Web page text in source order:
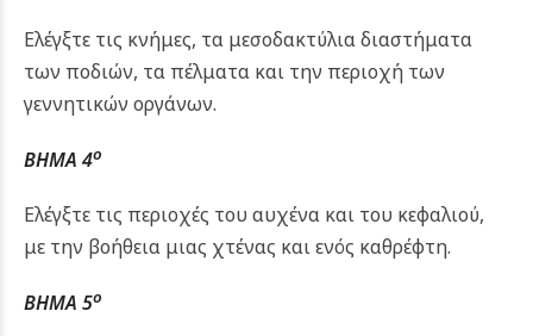
Ελέγξτε τις κνήμες, τα μεσοδακτύλια διαστήματα
των ποδιών, τα πέλματα και την περιοχή των
γεννητικών οργάνων.
ΒΗΜΑ 4ο
Ελέγξτε τις περιοχές του αυχένα και του κεφαλιού,
με την βοήθεια μιας χτένας και ενός καθρέφτη.
ΒΗΜΑ 5ο